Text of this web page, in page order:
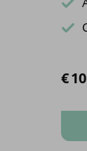
€